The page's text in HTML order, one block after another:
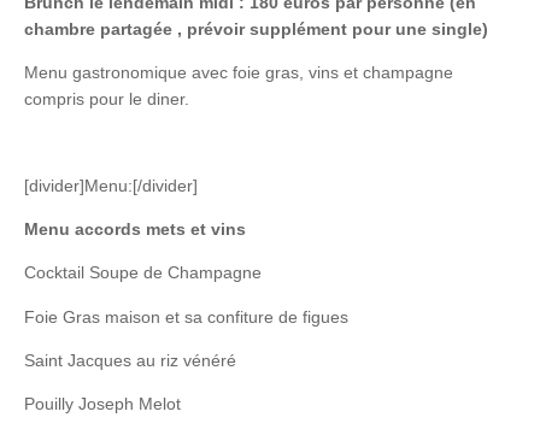
chambre partagée , prévoir supplément pour une single)
Menu gastronomique avec foie gras, vins et champagne
compris pour le diner.
[divider]Menu:[/divider]
Menu accords mets et vins
Cocktail Soupe de Champagne
Foie Gras maison et sa confiture de figues
Saint Jacques au riz vénéré
Pouilly Joseph Melot